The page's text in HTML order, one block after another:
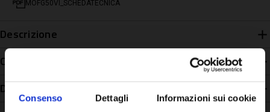
Consenso Dettagli Informazioni sui cookie
MOFG50VI_SCHEDATECNICA
Descrizione
Caratteristiche
Disponibilità